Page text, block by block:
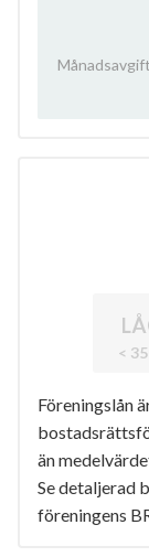
<
Föreningslån
än
Se detaljerad
föreningens